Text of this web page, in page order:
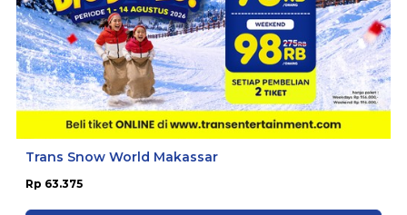
Trans Snow World Makassar
Rp 63.375